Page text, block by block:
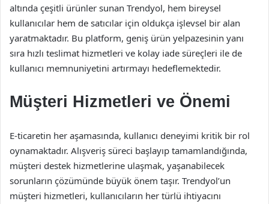
altında çeşitli ürünler sunan Trendyol, hem bireysel
kullanıcılar hem de satıcılar için oldukça işlevsel bir alan
yaratmaktadır. Bu platform, geniş ürün yelpazesinin yanı
sıra hızlı teslimat hizmetleri ve kolay iade süreçleri ile de
kullanıcı memnuniyetini artırmayı hedeflemektedir.
Müşteri Hizmetleri ve Önemi
E-ticaretin her aşamasında, kullanıcı deneyimi kritik bir rol
oynamaktadır. Alışveriş süreci başlayıp tamamlandığında,
müşteri destek hizmetlerine ulaşmak, yaşanabilecek
sorunların çözümünde büyük önem taşır. Trendyol’un
müşteri hizmetleri, kullanıcıların her türlü ihtiyacını